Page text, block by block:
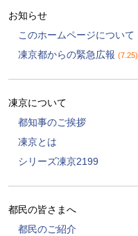
お知らせ
このホームページについて
凍京都からの緊急広報 (7.25)
凍京について
都知事のご挨拶
凍京とは
シリーズ凍京2199
都民の皆さまへ
都民のご紹介